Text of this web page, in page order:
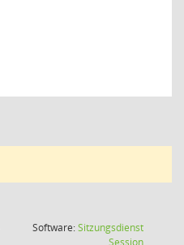
Software:Sitzungsdienst
Session(Wird in